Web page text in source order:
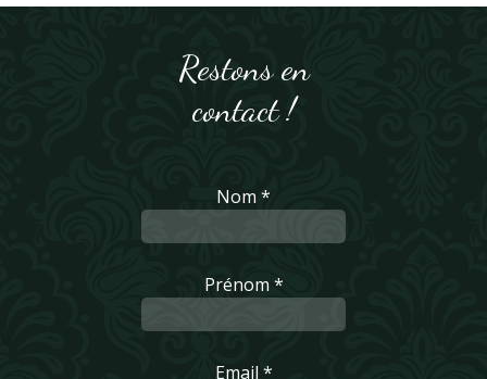
Restons en
contact !
Nom *
Prénom *
Email *